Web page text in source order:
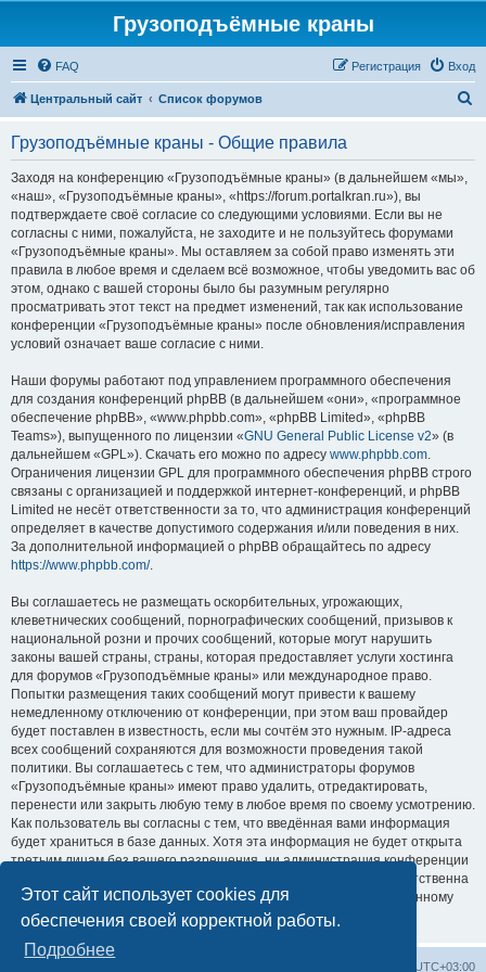
Этот сайт использует cookies для
обеспечения своей корректной работы.
Подробнее
Грузоподъёмные краны
FAQ Вход
Регистрация
Центральный сайт Список форумов
Грузоподъёмные краны - Общие правила
Заходя на конференцию «Грузоподъёмные краны» (в дальнейшем «мы»,
«наш», «Грузоподъёмные краны», «https://forum.portalkran.ru»), вы
подтверждаете своё согласие со следующими условиями. Если вы не
согласны с ними, пожалуйста, не заходите и не пользуйтесь форумами
«Грузоподъёмные краны». Мы оставляем за собой право изменять эти
правила в любое время и сделаем всё возможное, чтобы уведомить вас об
этом, однако с вашей стороны было бы разумным регулярно
просматривать этот текст на предмет изменений, так как использование
конференции «Грузоподъёмные краны» после обновления/исправления
условий означает ваше согласие с ними.
Наши форумы работают под управлением программного обеспечения
для создания конференций phpBB (в дальнейшем «они», «программное
обеспечение phpBB», «www.phpbb.com», «phpBB Limited», «phpBB
Teams»), выпущенного по лицензии «GNU General Public License v2» (в
дальнейшем «GPL»). Скачать его можно по адресу www.phpbb.com.
Ограничения лицензии GPL для программного обеспечения phpBB строго
связаны с организацией и поддержкой интернет-конференций, и phpBB
Limited не несёт ответственности за то, что администрация конференций
определяет в качестве допустимого содержания и/или поведения в них.
За дополнительной информацией о phpBB обращайтесь по адресу
https://www.phpbb.com/.
Вы соглашаетесь не размещать оскорбительных, угрожающих,
клеветнических сообщений, порнографических сообщений, призывов к
национальной розни и прочих сообщений, которые могут нарушить
законы вашей страны, страны, которая предоставляет услуги хостинга
для форумов «Грузоподъёмные краны» или международное право.
Попытки размещения таких сообщений могут привести к вашему
немедленному отключению от конференции, при этом ваш провайдер
будет поставлен в известность, если мы сочтём это нужным. IP-адреса
всех сообщений сохраняются для возможности проведения такой
политики. Вы соглашаетесь с тем, что администраторы форумов
«Грузоподъёмные краны» имеют право удалить, отредактировать,
перенести или закрыть любую тему в любое время по своему усмотрению.
Как пользователь вы согласны с тем, что введённая вами информация
будет храниться в базе данных. Хотя эта информация не будет открыта
третьим лицам без вашего разрешения, ни администрация конференции
«Грузоподъёмные краны», ни phpBB Limited не может быть ответственна
за действия хакеров, которые могут привести к несанкционированному
доступу к ней.
UTC+03:00